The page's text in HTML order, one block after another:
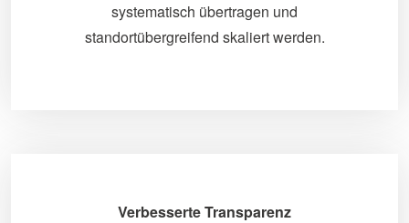
systematisch übertragen und
standortübergreifend skaliert werden.
Verbesserte Transparenz